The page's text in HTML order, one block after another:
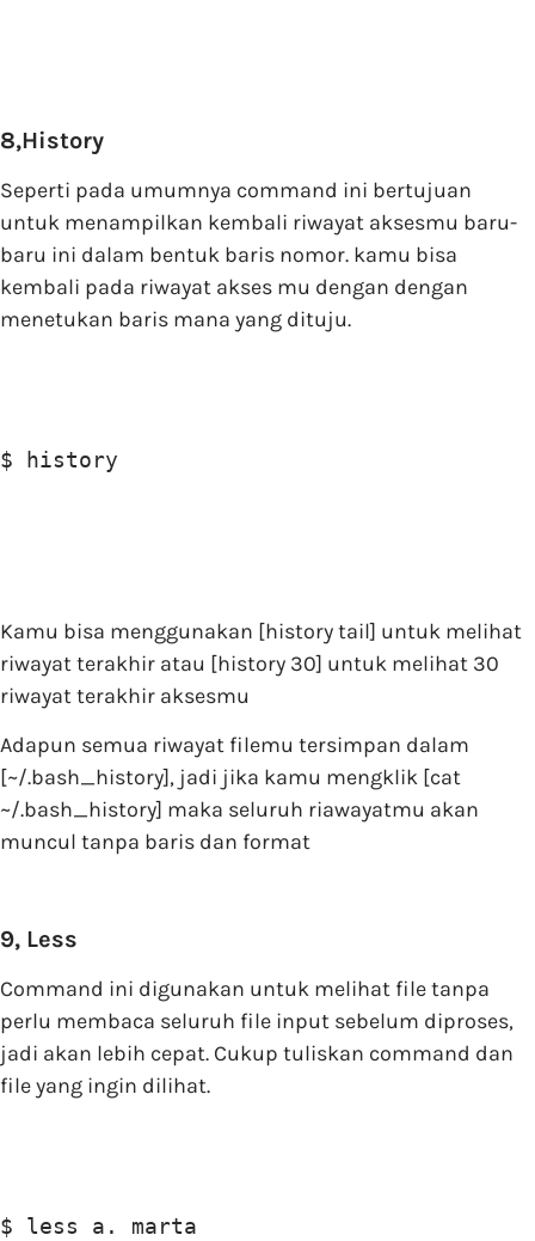
8,History
Seperti pada umumnya command ini bertujuan
untuk menampilkan kembali riwayat aksesmu baru-
baru ini dalam bentuk baris nomor. kamu bisa
kembali pada riwayat akses mu dengan dengan
menetukan baris mana yang dituju.
$ history
Kamu bisa menggunakan [history tail] untuk melihat
riwayat terakhir atau [history 30] untuk melihat 30
riwayat terakhir aksesmu
Adapun semua riwayat filemu tersimpan dalam
[~/.bash_history], jadi jika kamu mengklik [cat
~/.bash_history] maka seluruh riawayatmu akan
muncul tanpa baris dan format
9, Less
Command ini digunakan untuk melihat file tanpa
perlu membaca seluruh file input sebelum diproses,
jadi akan lebih cepat. Cukup tuliskan command dan
file yang ingin dilihat.
$ less a. marta